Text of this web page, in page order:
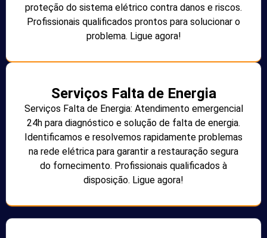
proteção do sistema elétrico contra danos e riscos.
Profissionais qualificados prontos para solucionar o
problema. Ligue agora!
Serviços Falta de Energia
Serviços Falta de Energia: Atendimento emergencial
24h para diagnóstico e solução de falta de energia.
Identificamos e resolvemos rapidamente problemas
na rede elétrica para garantir a restauração segura
do fornecimento. Profissionais qualificados à
disposição. Ligue agora!